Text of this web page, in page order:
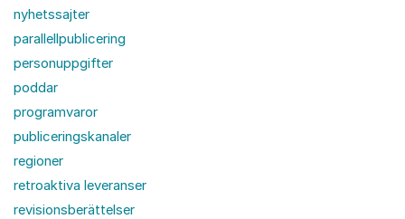
nyhetssajter
parallellpublicering
personuppgifter
poddar
programvaror
publiceringskanaler
regioner
retroaktiva leveranser
revisionsberättelser